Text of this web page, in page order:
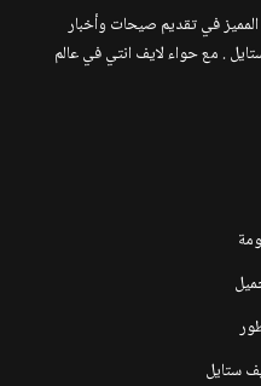
المميز في تقديم صيحات وأخبار
. مع حواء لايف انتي في عالم
ستايل